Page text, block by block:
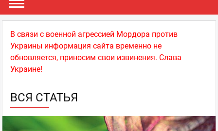
В связи с военной агрессией Мордора против
Украины информация сайта временно не
обновляется, приносим свои извинения. Слава
Украине!
ВСЯ СТАТЬЯ